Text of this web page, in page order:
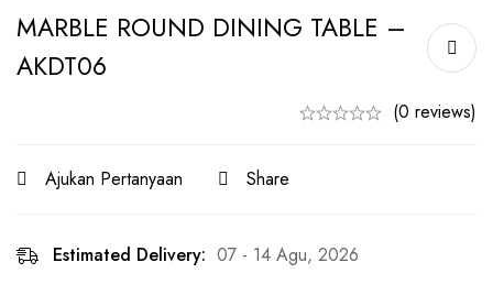
MARBLE ROUND DINING TABLE –
AKDT06
(0 reviews)
Ajukan Pertanyaan Share
Estimated Delivery: 07 - 14 Agu, 2026